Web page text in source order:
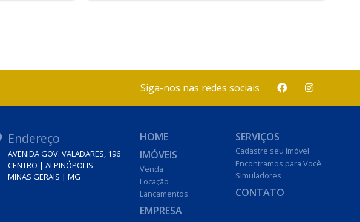
Siga-nos nas redes sociais
Endereço
AVENIDA GOV. VALADARES, 196
CENTRO | ALPINÓPOLIS
MINAS GERAIS | MG
HOME
IMÓVEIS
Venda
Locação
Lançamentos
EMPRESA
SERVIÇOS
Cadastre seu Imóvel
Encontramos para Você
Simuladores
CONTATO